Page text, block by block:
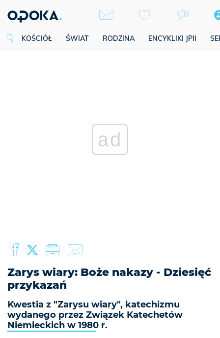
KOŚCIÓŁ ŚWIAT RODZINA ENCYKLIKI JPII
ad
Zarys wiary: Boże nakazy - Dziesięć
przykazań
Kwestia z "Zarysu wiary", katechizmu
wydanego przez Związek Katechetów
Niemieckich w 1980 r.